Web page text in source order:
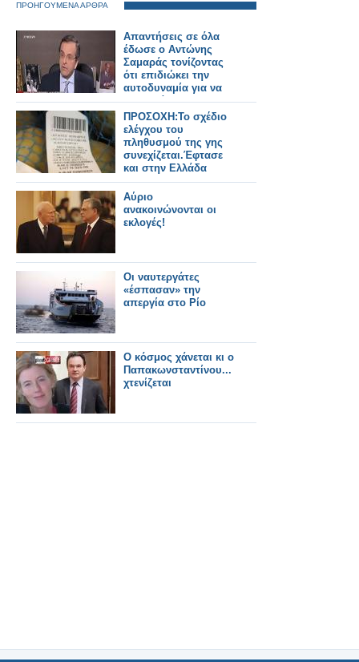
ΠΡΟΗΓΟΥΜΕΝΑ ΑΡΘΡΑ
Απαντήσεις σε όλα
έδωσε ο Αντώνης
Σαμαράς τονίζοντας
ότι επιδιώκει την
αυτοδυναμία για να
μην υπάρξει
ακυβερνησία στη
χώρα!
ΠΡΟΣΟΧΗ:Το σχέδιο
ελέγχου του
πληθυσμού της γης
συνεχίζεται.Έφτασε
και στην Ελλάδα
Αύριο
ανακοινώνονται οι
εκλογές!
Οι ναυτεργάτες
«έσπασαν» την
απεργία στο Ρίο
Ο κόσμος χάνεται κι ο
Παπακωνσταντίνου...
χτενίζεται